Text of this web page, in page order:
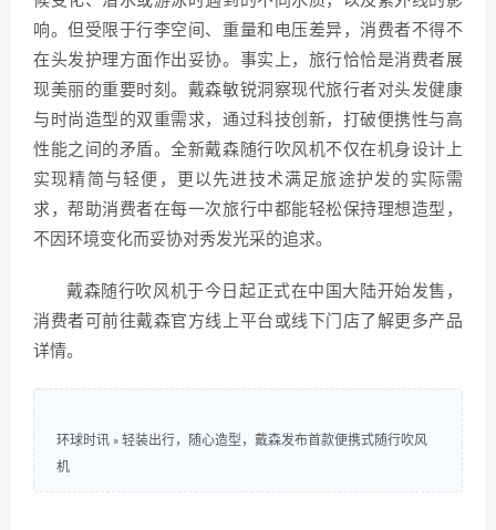
响。但受限于行李空间、重量和电压差异，消费者不得不
在头发护理方面作出妥协。事实上，旅行恰恰是消费者展
现美丽的重要时刻。戴森敏锐洞察现代旅行者对头发健康
与时尚造型的双重需求，通过科技创新，打破便携性与高
性能之间的矛盾。全新戴森随行吹风机不仅在机身设计上
实现精简与轻便，更以先进技术满足旅途护发的实际需
求，帮助消费者在每一次旅行中都能轻松保持理想造型，
不因环境变化而妥协对秀发光采的追求。
戴森随行吹风机于今日起正式在中国大陆开始发售，
消费者可前往戴森官方线上平台或线下门店了解更多产品
详情。
环球时讯 » 轻装出行，随心造型，戴森发布首款便携式随行吹风
机